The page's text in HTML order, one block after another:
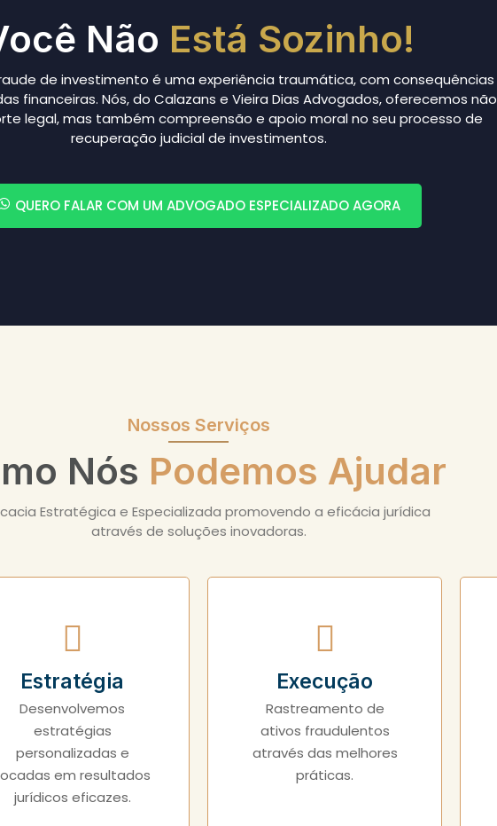
Não Está Sozinho!
de investimento é uma experiência traumática, com consequências
financeiras. Nós, do Calazans e Vieira Dias Advogados, oferecemos não
legal, mas também compreensão e apoio moral no seu processo de
recuperação judicial de investimentos.
QUERO FALAR COM UM ADVOGADO ESPECIALIZADO AGORA
Nossos Serviços
Nós Podemos Ajudar
Estratégica e Especializada promovendo a eficácia jurídica
através de soluções inovadoras.
Estratégia
Desenvolvemos
estratégias
personalizadas e
em resultados
jurídicos eficazes.
Execução
Rastreamento de
ativos fraudulentos
através das melhores
práticas.